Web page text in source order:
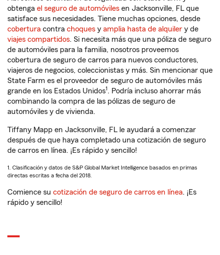
obtenga el seguro de automóviles en Jacksonville, FL que
satisface sus necesidades. Tiene muchas opciones, desde
cobertura contra choques y amplia hasta de alquiler y de
viajes compartidos. Si necesita más que una póliza de seguro
de automóviles para la familia, nosotros proveemos
cobertura de seguro de carros para nuevos conductores,
viajeros de negocios, coleccionistas y más. Sin mencionar que
State Farm es el proveedor de seguro de automóviles más
grande en los Estados Unidos1. Podría incluso ahorrar más
combinando la compra de las pólizas de seguro de
automóviles y de vivienda.
Tiffany Mapp en Jacksonville, FL le ayudará a comenzar
después de que haya completado una cotización de seguro
de carros en línea. ¡Es rápido y sencillo!
1. Clasificación y datos de S&P Global Market Intelligence basados en primas
directas escritas a fecha del 2018.
Comience su cotización de seguro de carros en línea. ¡Es
rápido y sencillo!